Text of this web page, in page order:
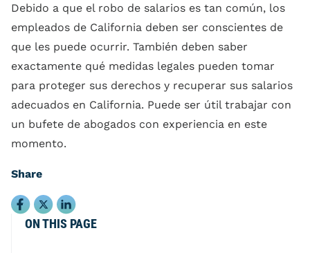
Debido a que el robo de salarios es tan común, los
empleados de California deben ser conscientes de
que les puede ocurrir. También deben saber
exactamente qué medidas legales pueden tomar
para proteger sus derechos y recuperar sus salarios
adecuados en California. Puede ser útil trabajar con
un bufete de abogados con experiencia en este
momento.
Share
ON THIS PAGE